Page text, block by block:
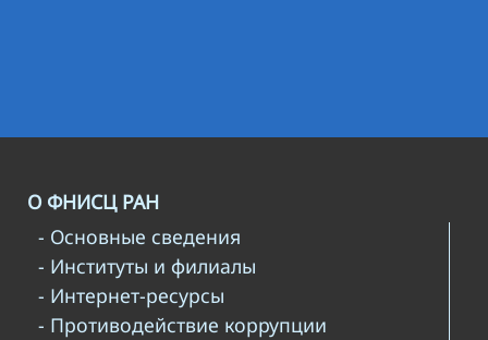
О ФНИСЦ РАН
- Основные сведения
- Институты и филиалы
- Интернет-ресурсы
- Противодействие коррупции